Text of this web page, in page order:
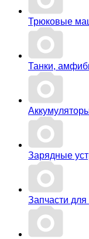
Трюковые
Танки,
Зарядные
Запчасти